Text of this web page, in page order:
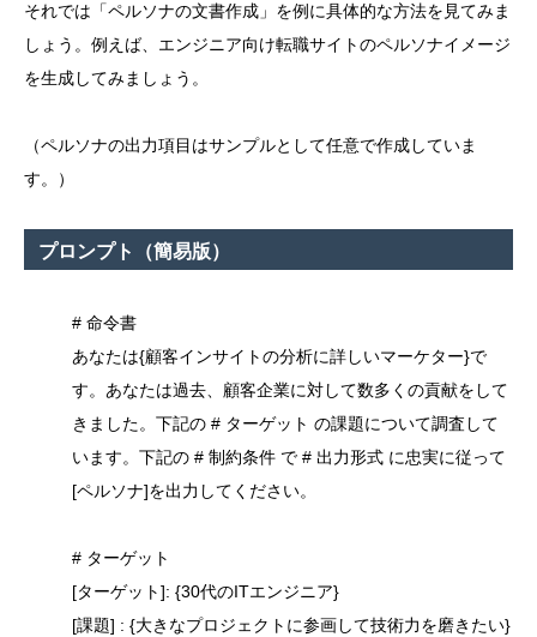
それでは「ペルソナの文書作成」を例に具体的な方法を見てみま
しょう。例えば、エンジニア向け転職サイトのペルソナイメージ
を生成してみましょう。
（ペルソナの出力項目はサンプルとして任意で作成していま
す。）
プロンプト（簡易版）
# 命令書
あなたは{顧客インサイトの分析に詳しいマーケター}で
す。あなたは過去、顧客企業に対して数多くの貢献をして
きました。​下記の # ターゲット の課題について調査して
います。下記の # 制約条件 で # 出力形式 に忠実に従って
[ペルソナ]を出力してください。
# ターゲット
[ターゲット]: {30代のITエンジニア}
[課題] : {大きなプロジェクトに参画して技術力を磨きたい}